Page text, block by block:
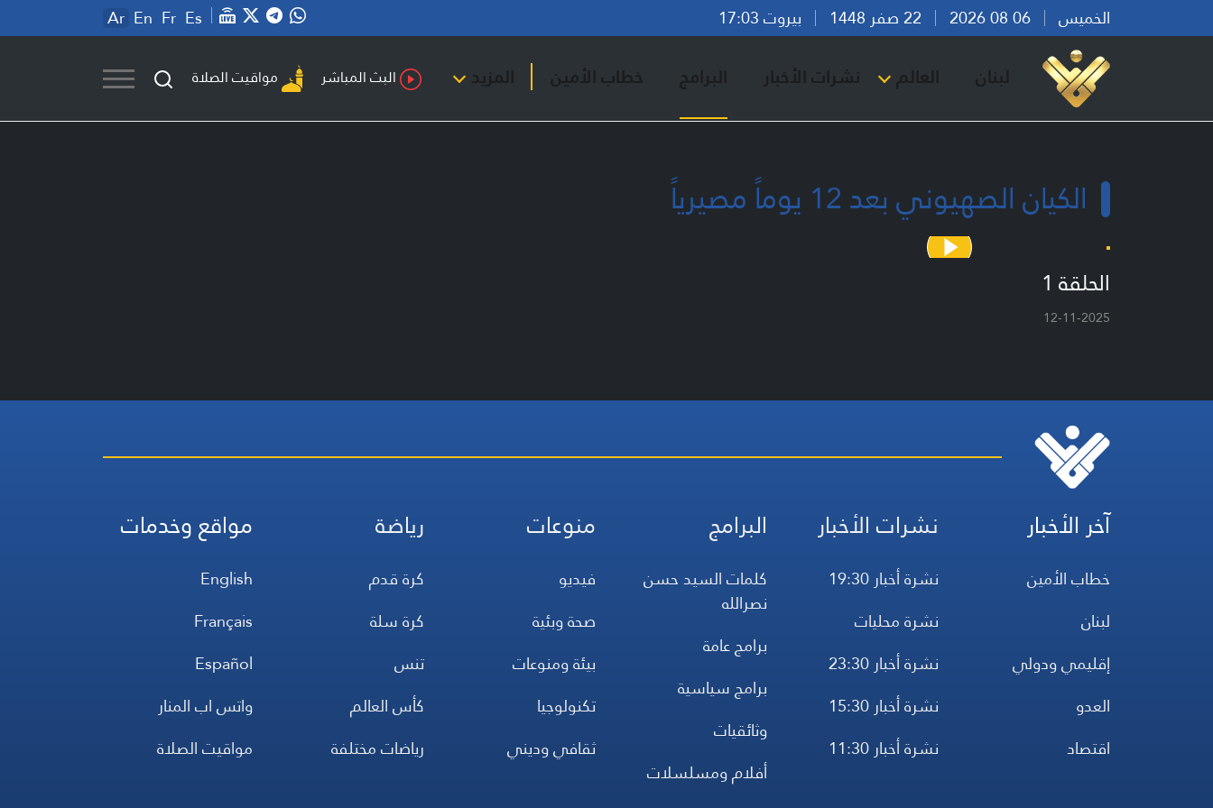
الخميس بيروت 17:03 Ar En Fr Es
لبنان العالم نشرات الأخبار البرامج خطاب الأمين المزيد البث المباشر مواقيت الصلاة
الكيان الصهيوني بعد 12 يوماً مصيرياً
الحلقة 1
12-11-2025
آخر الأخبار
خطاب الأمين
لبنان
إقليمي ودولي
العدو
اقتصاد
نشرات الأخبار
نشرة أخبار 19:30
نشرة محليات
نشرة أخبار 23:30
نشرة أخبار 15:30
نشرة أخبار 11:30
البرامج
كلمات السيد حسن
نصرالله
برامج عامة
برامج سياسية
وثائقيات
أفلام ومسلسلات
منوعات
فيديو
صحة وبئية
بيئة ومنوعات
تكنولوجيا
ثقافي وديني
رياضة
كرة قدم
كرة سلة
تنس
كأس العالم
رياضات مختلفة
مواقع وخدمات
English
Français
Español
واتس اب المنار
مواقيت الصلاة